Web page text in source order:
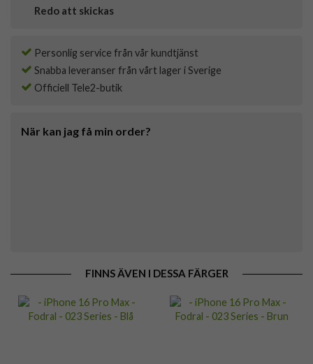
Redo att skickas
Personlig service från vår kundtjänst
Snabba leveranser från vårt lager i Sverige
Officiell Tele2-butik
När kan jag få min order?
FINNS ÄVEN I DESSA FÄRGER